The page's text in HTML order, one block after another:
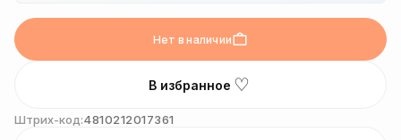
Нет в наличии
В избранное ♡
Штрих-код:4810212017361